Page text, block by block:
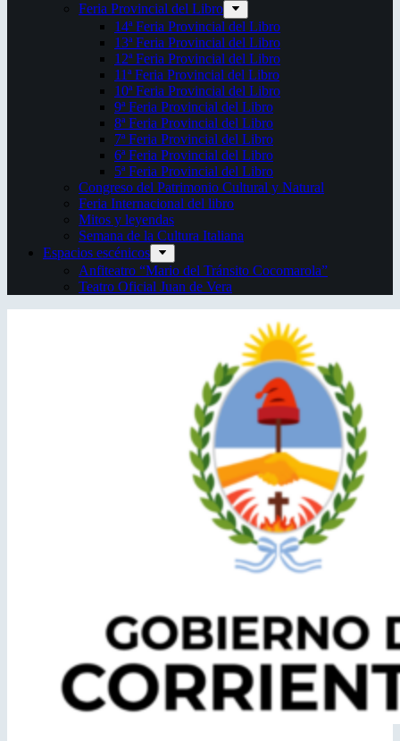
Feria Provincial del Libro
14ª Feria Provincial del Libro
13ª Feria Provincial del Libro
12ª Feria Provincial del Libro
11ª Feria Provincial del Libro
10ª Feria Provincial del Libro
9ª Feria Provincial del Libro
8ª Feria Provincial del Libro
7ª Feria Provincial del Libro
6ª Feria Provincial del Libro
5ª Feria Provincial del Libro
Congreso del Patrimonio Cultural y Natural
Feria Internacional del libro
Mitos y leyendas
Semana de la Cultura Italiana
Espacios escénicos
Anfiteatro “Mario del Tránsito Cocomarola”
Teatro Oficial Juan de Vera